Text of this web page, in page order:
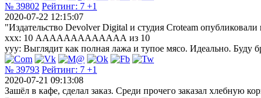
№ 39802 Рейтинг: 7 +1
2020-07-22 12:15:07
"Издательство Devolver Digital и студия Croteam
xxx: 10 ААААААААААААА из 10
yyy: Выглядит как полная лажа и тупое мясо. Идеально. Буду
№ 39793 Рейтинг: 7 +1
2020-07-21 09:13:08
Зашёл в кафе, сделал заказ. Среди прочего заказал хлебную